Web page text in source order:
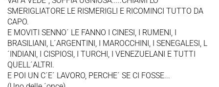
SMERIGLIATORE LE RISMERIGLI E RICOMINCI TUTTO DA
CAPO.
E MOVITI SENNO´ LE FANNO I CINESI, I RUMENI, I
BRASILIANI, L´ARGENTINI, I MAROCCHINI, I SENEGALESI, L
´INDIANI, I CISPIOSI, I TURCHI, I VENEZUELANI E TUTTI
QUELL´ALTRI.
E POI UN C´E´ LAVORO, PERCHE´ SE CI FOSSE...